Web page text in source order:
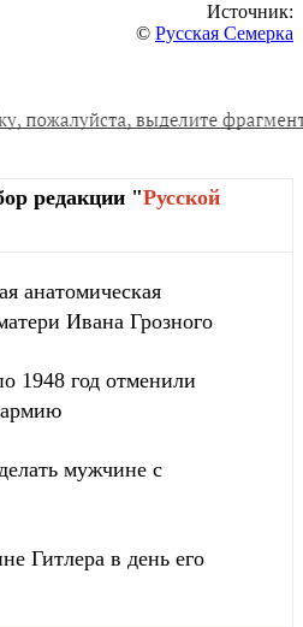
Источник:
© Русская Семерка
редакции "Русской
анатомическая
Ивана Грозного
1948 год отменили
мужчине с
Гитлера в день его